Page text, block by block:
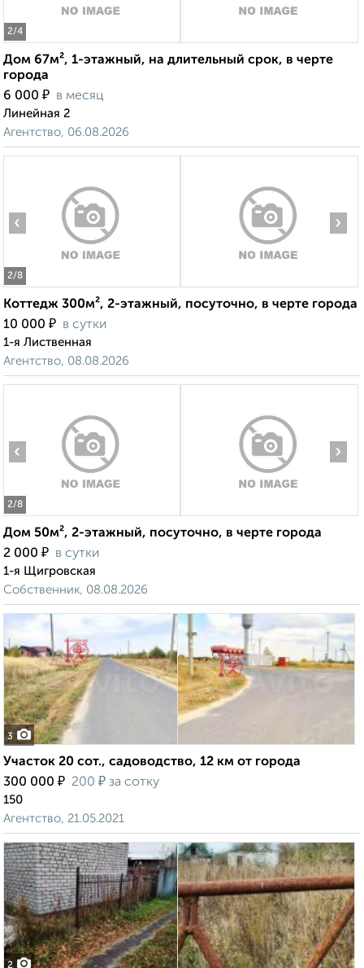
2/4
Дом 67м², 1-этажный, на длительный срок, в черте
города
6 000 ₽ в месяц
Линейная 2
Агентство, 06.08.2026
2/8
‹ ›
Коттедж 300м², 2-этажный, посуточно, в черте города
10 000 ₽ в сутки
1-я Лиственная
Агентство, 08.08.2026
2/8
‹ ›
Дом 50м², 2-этажный, посуточно, в черте города
2 000 ₽ в сутки
1-я Щигровская
Собственник, 08.08.2026
3
Участок 20 сот., садоводство, 12 км от города
300 000 ₽ 200 ₽ за сотку
150
Агентство, 21.05.2021
2